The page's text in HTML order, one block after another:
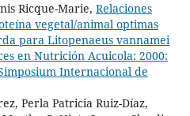
Ricque-Marie, Relaciones
vegetal/animal optimas
para Litopenaeus vannamei
en Nutrición Acuicola: 2000:
Internacional de
Perla Patricia Ruiz-Díaz,